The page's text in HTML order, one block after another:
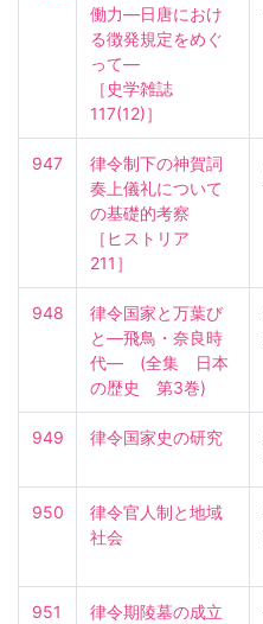
働力―日唐におけ
る徴発規定をめぐ
って―
［史学雑誌
117(12)］
947
律令制下の神賀詞
奏上儀礼について
の基礎的考察
［ヒストリア
211］
948
律令国家と万葉び
と―飛鳥・奈良時
代―　(全集　日本
の歴史　第3巻)
949 律令国家史の研究
950
律令官人制と地域
社会
951
律令期陵墓の成立